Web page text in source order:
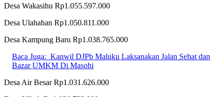
Desa Wakasihu Rp1.055.597.000
Desa Ulahahan Rp1.050.811.000
Desa Kampung Baru Rp1.038.765.000
Baca Juga: Kanwil DJPb Maluku Laksanakan Jalan Sehat dan
Bazar UMKM Di Masohi
Desa Air Besar Rp1.031.626.000